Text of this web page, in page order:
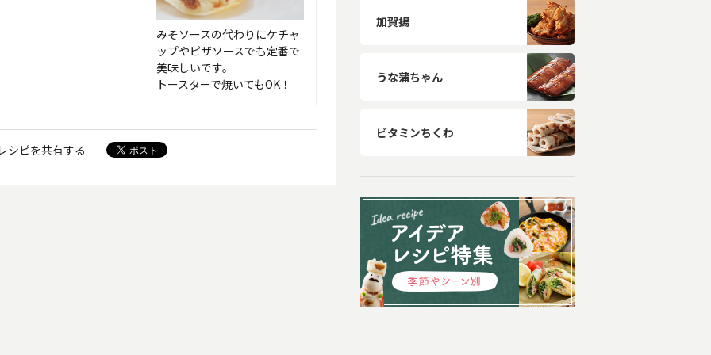
みそソースの代わりにケチャ
ップやピザソースでも定番で
美味しいです。
トースターで焼いてもOK！
シピを共有する
加賀揚
うな蒲ちゃん
ビタミンちくわ